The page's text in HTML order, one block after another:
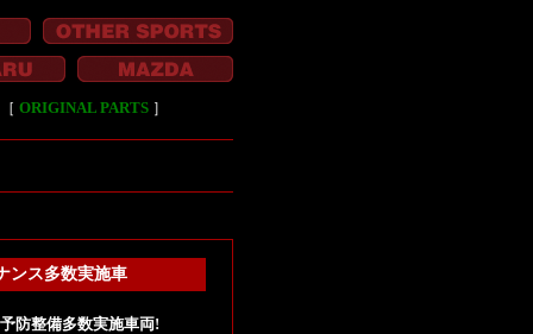
［ ORIGINAL PARTS］
ンス多数実施車
防整備多数実施車両!